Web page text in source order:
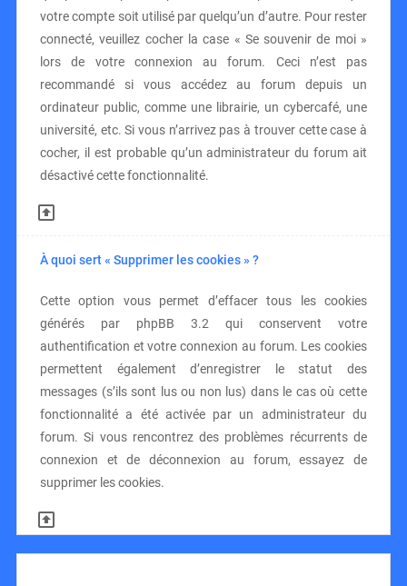
votre compte soit utilisé par quelqu’un d’autre. Pour rester
connecté, veuillez cocher la case « Se souvenir de moi »
lors de votre connexion au forum. Ceci n’est pas
recommandé si vous accédez au forum depuis un
ordinateur public, comme une librairie, un cybercafé, une
université, etc. Si vous n’arrivez pas à trouver cette case à
cocher, il est probable qu’un administrateur du forum ait
désactivé cette fonctionnalité.
À quoi sert « Supprimer les cookies » ?
Cette option vous permet d’effacer tous les cookies
générés par phpBB 3.2 qui conservent votre
authentification et votre connexion au forum. Les cookies
permettent également d’enregistrer le statut des
messages (s’ils sont lus ou non lus) dans le cas où cette
fonctionnalité a été activée par un administrateur du
forum. Si vous rencontrez des problèmes récurrents de
connexion et de déconnexion au forum, essayez de
supprimer les cookies.